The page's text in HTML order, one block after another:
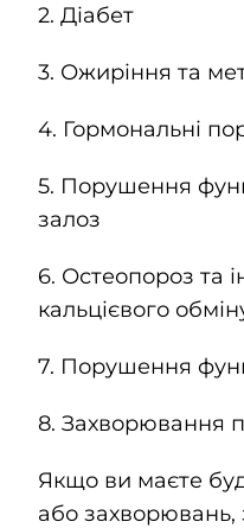
2. Діабет
3. Ожиріння та
4. Гормональні
5. Порушення
залоз
6. Остеопороз та
кальцієвого
7. Порушення
8. Захворювання
Якщо ви маєте
або захворювань,